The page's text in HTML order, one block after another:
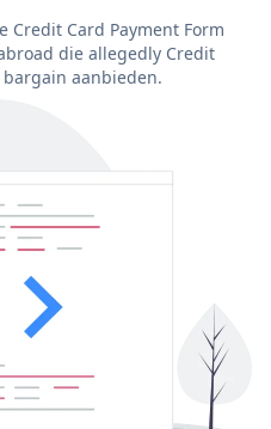
Credit Card Payment Form
die allegedly Credit
bargain aanbieden.